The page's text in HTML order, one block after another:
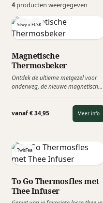
4producten weergegeven
Silwy x FLSK
Magnetische
Thermosbeker
Ontdek de ultieme metgezel voor
onderweg, de nieuwe magnetische
samenwerking van Silwy x FLSK.
Deze innovatieve thermosbeker
combineert stijl, functionaliteit en
staalmatje en de magnetische
bodem van de FLSK, maken het
perfecte koppel voor een stabiele
oppervlak.
vanaf € 34,95 Meer info
TwisTea
To Go Thermosfles met
Thee Infuser